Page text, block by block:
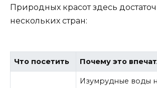
Природных красот здесь
нескольких стран:
Что посетить Почему это
Изумрудные воды